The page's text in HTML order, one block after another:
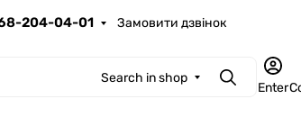
204-04-01 Замовити дзвінок
Search in shop SearchEnter